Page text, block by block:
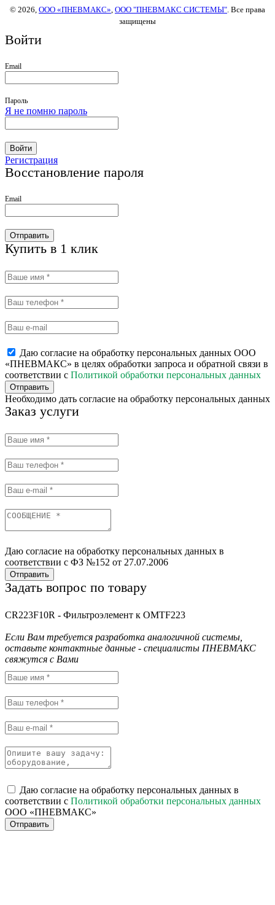
© 2026, ООО «ПНЕВМАКС», ООО "ПНЕВМАКС СИСТЕМЫ". Все права
защищены
Войти
Email
Пароль
Я не помню пароль
Войти
Регистрация
Восстановление пароля
Email
Отправить
Купить в 1 клик
Даю согласие на обработку персональных данных ООО
«ПНЕВМАКС» в целях обработки запроса и обратной связи в
соответствии с Политикой обработки персональных данных
Отправить
Необходимо дать согласие на обработку персональных данных
Заказ услуги
Даю согласие на обработку персональных данных в
соответствии с ФЗ №152 от 27.07.2006
Отправить
Задать вопрос по товару
CR223F10R - Фильтроэлемент к OMTF223
Если Вам требуется разработка аналогичной системы,
оставьте контактные данные - специалисты ПНЕВМАКС
свяжутся с Вами
Даю согласие на обработку персональных данных в
соответствии с Политикой обработки персональных данных
ООО «ПНЕВМАКС»
Отправить